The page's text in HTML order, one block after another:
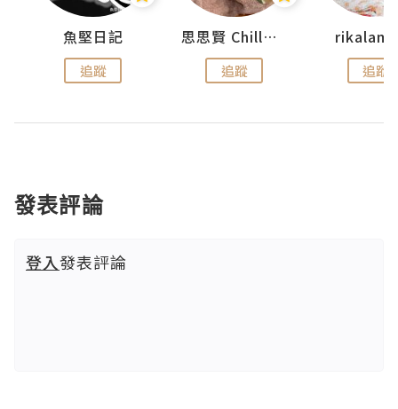
魚堅日記
追蹤
思思賢 ChillMyBabe
追蹤 追蹤
發表評論
登入發表評論